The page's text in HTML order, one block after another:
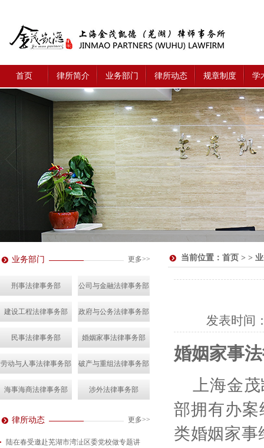
首页 律所简介 业务部门 律所动态 规章制度 学
业务部门 更多>>
刑事法律事务部 公司与金融法律事务部
建设工程法律事务部 政府与公务法律事务部
民事法律事务部 婚姻家事法律事务部
劳动与人事法律事务部 破产与重组法律事务部
海事海商法律事务部 涉外法律事务部
律所动态 更多>>
陆在春受邀赴芜湖市湾沚区委党校做专题讲
当前位置： 首页 > >
发表时间
婚姻家事
上海金
部拥有办
类婚姻家事